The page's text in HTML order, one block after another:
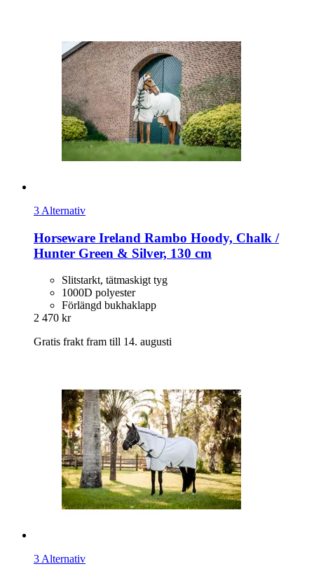
3 Alternativ
Horseware Ireland Rambo Hoody, Chalk /
Hunter Green & Silver, 130 cm
Slitstarkt, tätmaskigt tyg
1000D polyester
Förlängd bukhaklapp
2 470 kr
Gratis frakt fram till 14. augusti
3 Alternativ